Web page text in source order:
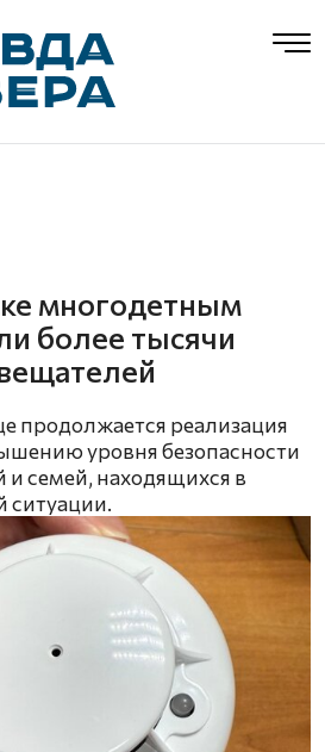
многодетным
более тысячи
продолжается реализация
уровня безопасности
семей, находящихся в
ситуации.